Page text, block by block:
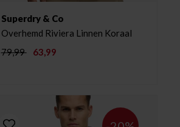
Superdry & Co
Overhemd Riviera Linnen Koraal
79,99
63,99